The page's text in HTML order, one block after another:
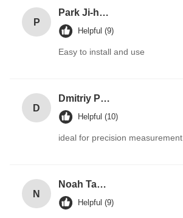
P
Park Ji-hoon
Helpful (9)
Easy to install and use
D
Dmitriy Petrov
Helpful (10)
ideal for precision measurement
N
Noah Taylor
Helpful (9)